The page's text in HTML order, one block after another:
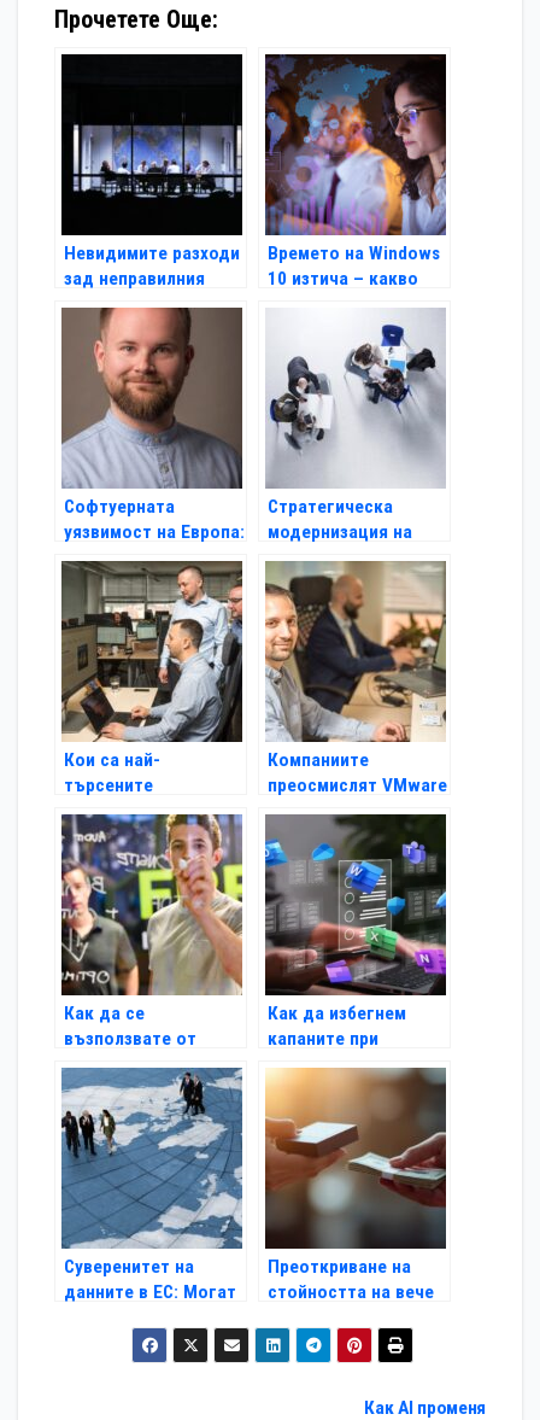
Прочетете Още:
Невидимите разходи
зад неправилния
избор на Microsoft
лиценз
Времето на Windows
10 изтича – какво
следва за бизнеса?
Софтуерната
уязвимост на Европа:
ще плати ли
бизнесът цената на
търговските войни?
Стратегическа
модернизация на
Microsoft софтуер
Кои са най-
търсените
софтуерни решения
на вторичния пазар
Компаниите
преосмислят VMware
стратегиите си на
фона на растящите
разходи за
виртуализация
Как да се
възползвате от
съществуващите си
лицензи в облака?
Как да избегнем
капаните при
покупка на софтуер
Суверенитет на
данните в ЕС: Могат
софтуерни лицензи
да помогнат?
Преоткриване на
стойността на вече
митове и реалност
Как AI променя